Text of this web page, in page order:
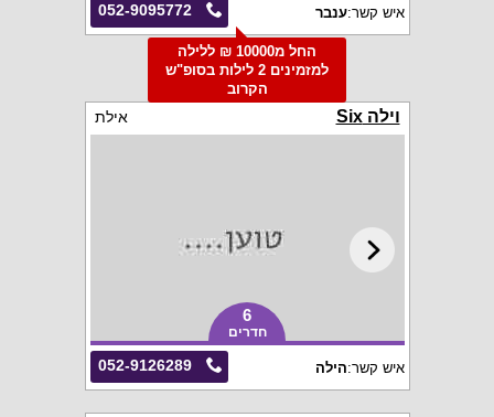
052-9095772 איש קשר:ענבר
החל מ10000 ₪ ללילה
למזמינים 2 לילות בסופ"ש
הקרוב
וילה Six אילת
6
חדרים
052-9126289 איש קשר:הילה